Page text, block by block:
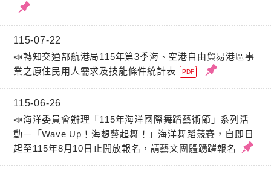
📣轉知交通部航港局115年第3季海、空港自由貿易港區事
業之原住民用人需求及技能條件統計表
PDF
115-07-22
📣海洋委員會辦理「115年海洋國際舞蹈藝術節」系列活
動－「Wave Up！海想藝起舞！」海洋舞蹈競賽，自即日
起至115年8月10日止開放報名，請藝文團體踴躍報名
115-06-26